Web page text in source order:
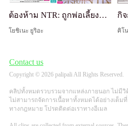
ต้องห้าม NTR: ถูกพ่อเลี้ยงจับได้ว่าชู้สาว... การดูแลที่ผิดศีลธรรม
โยชิเนะ ยูริอะ คิโ
Contact us
Copyright © 2026 palipali All Rights Reserved.
คลิปทั้งหมดรวบรวมจากแหล่งภายนอก ไม่มีวิ
ไม่สามารถจัดการเนื้อหาทั้งหมดได้อย่างเต็
ทางกฎหมาย โปรดติดต่อเราทางอีเมล